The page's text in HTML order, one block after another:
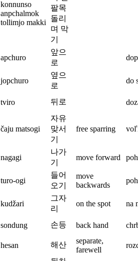
konnunso
anpchalmok
tollimjo makki
팔목
돌리
며 막
기
apchuro
앞으
로
jopchuro
옆으
로
do
tviro 뒤로
čaju matsogi
자유
맞서
기
free sparring
nagagi
나가
기
move forward
turo-ogi
들어
오기
move
backwards
kudžari
그자
리
on the spot
na
sondung 손등 back hand
hesan 해산
separate,
farewell